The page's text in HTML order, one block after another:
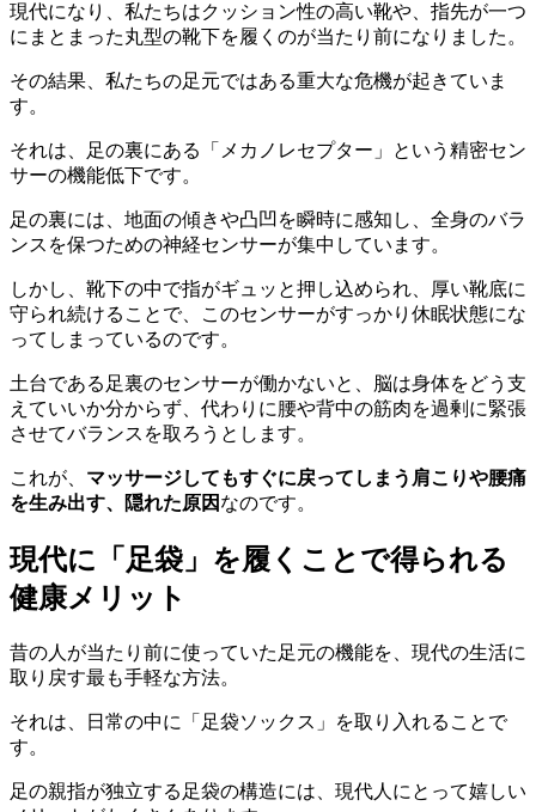
現代になり、私たちはクッション性の高い靴や、指先が一つ
にまとまった丸型の靴下を履くのが当たり前になりました。
その結果、私たちの足元ではある重大な危機が起きていま
す。
それは、足の裏にある「メカノレセプター」という精密セン
サーの機能低下です。
足の裏には、地面の傾きや凸凹を瞬時に感知し、全身のバラ
ンスを保つための神経センサーが集中しています。
しかし、靴下の中で指がギュッと押し込められ、厚い靴底に
守られ続けることで、このセンサーがすっかり休眠状態にな
ってしまっているのです。
土台である足裏のセンサーが働かないと、脳は身体をどう支
えていいか分からず、代わりに腰や背中の筋肉を過剰に緊張
させてバランスを取ろうとします。
これが、 マッサージしてもすぐに戻ってしまう肩こりや腰痛
を生み出す、隠れた原因 なのです。
現代に「足袋」を履くことで得られる
健康メリット
昔の人が当たり前に使っていた足元の機能を、現代の生活に
取り戻す最も手軽な方法。
それは、日常の中に「足袋ソックス」を取り入れることで
す。
足の親指が独立する足袋の構造には、現代人にとって嬉しい